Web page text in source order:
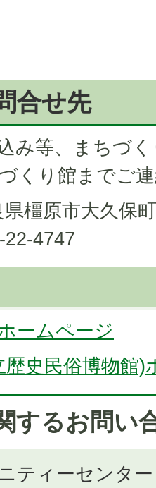
合せ先
み等、まちづ
くり館までご
橿原市大久保
22-4747
ームページ
史民俗博物館)
するお問い
ティーセンター